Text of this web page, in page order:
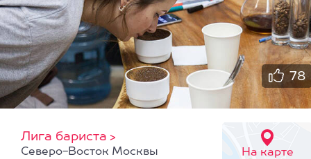
78
Лига бариста >
На карте
Северо-Восток Москвы